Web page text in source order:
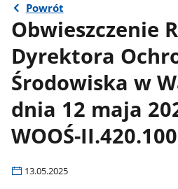
Powrót
Obwieszczenie
Dyrektora
Środowiska w
dnia 12 maja
WOOŚ-
13.05.2025